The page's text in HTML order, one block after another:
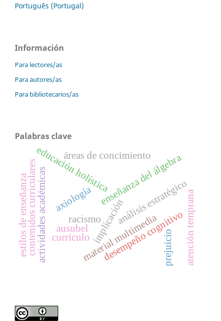
Português (Portugal)
Información
Para lectores/as
Para autores/as
Para bibliotecarios/as
Palabras clave
currículoimplicación
axiología
material multimedia
enseñanza del álgebra
educación holística
análisis estratégico
actividades académicas
contenidos curriculares
áreas de concimiento
atención temprana
estilos de enseñanza desempeño cognitivo
racismo
prejuicio
ausubel